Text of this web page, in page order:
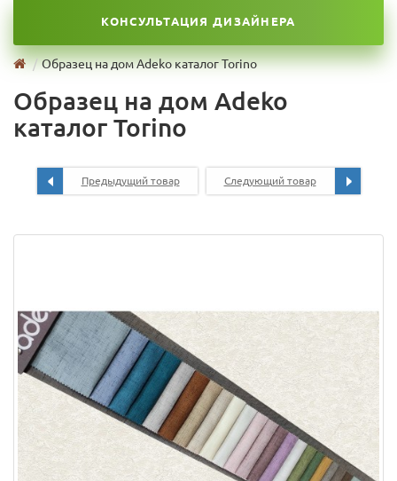
КОНСУЛЬТАЦИЯ ДИЗАЙНЕРА
Образец на дом Adeko каталог Torino
Образец на дом Adeko
каталог Torino
Предыдущий товар Следующий товар